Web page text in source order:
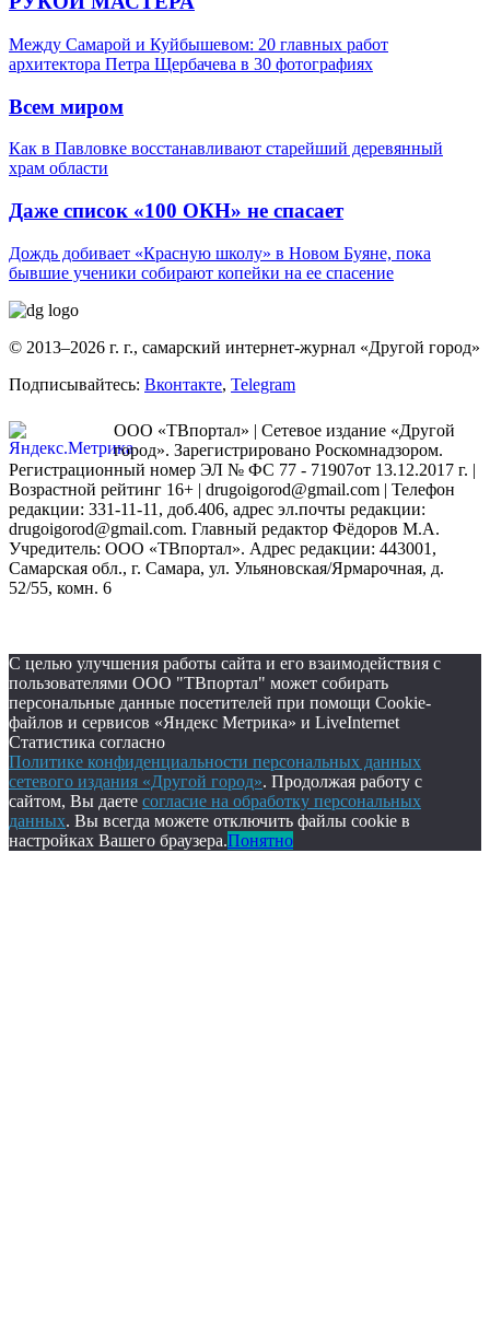
Между Самарой и Куйбышевом: 20 главных работ
архитектора Петра Щербачева в 30 фотографиях
Всем миром
Как в Павловке восстанавливают старейший деревянный
храм области
Даже список «100 ОКН» не спасает
Дождь добивает «Красную школу» в Новом Буяне, пока
бывшие ученики собирают копейки на ее спасение
© 2013–2026 г. г., самарский интернет-журнал «Другой город»
Подписывайтесь: Вконтакте, Telegram
ООО «ТВпортал» | Сетевое издание «Другой
город». Зарегистрировано Роскомнадзором.
Регистрационный номер ЭЛ № ФС 77 - 71907от 13.12.2017 г. |
Возрастной рейтинг 16+ | drugoigorod@gmail.com | Телефон
редакции: 331-11-11, доб.406, адрес эл.почты редакции:
drugoigorod@gmail.com. Главный редактор Фёдоров М.А.
Учредитель: ООО «ТВпортал». Адрес редакции: 443001,
Самарская обл., г. Самара, ул. Ульяновская/Ярмарочная, д.
52/55, комн. 6
С целью улучшения работы сайта и его взаимодействия с
пользователями ООО "ТВпортал" может собирать
персональные данные посетителей при помощи Cookie-
файлов и сервисов «Яндекс Метрика» и LiveInternet
Статистика согласно
Политике конфиденциальности персональных данных
сетевого издания «Другой город». Продолжая работу с
сайтом, Вы даете согласие на обработку персональных
данных. Вы всегда можете отключить файлы cookie в
настройках Вашего браузера.Понятно